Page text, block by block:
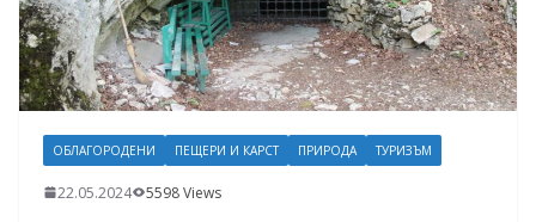
ОБЛАГОРОДЕНИ ПЕЩЕРИ И КАРСТ ПРИРОДА ТУРИЗЪМ
22.05.2024 5598 Views